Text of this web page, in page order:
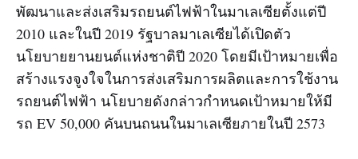
พัฒนาและส่งเสริมรถยนต์ไฟฟ้าในมาเลเซียตั้งแต่ปี
2010 และในปี 2019 รัฐบาลมาเลเซียได้เปิดตัว
นโยบายยานยนต์แห่งชาติปี 2020 โดยมีเป้าหมายเพื่อ
สร้างแรงจูงใจในการส่งเสริมการผลิตและการใช้งาน
รถยนต์ไฟฟ้า นโยบายดังกล่าวกำหนดเป้าหมายให้มี
รถ EV 50,000 คันบนถนนในมาเลเซียภายในปี 2573